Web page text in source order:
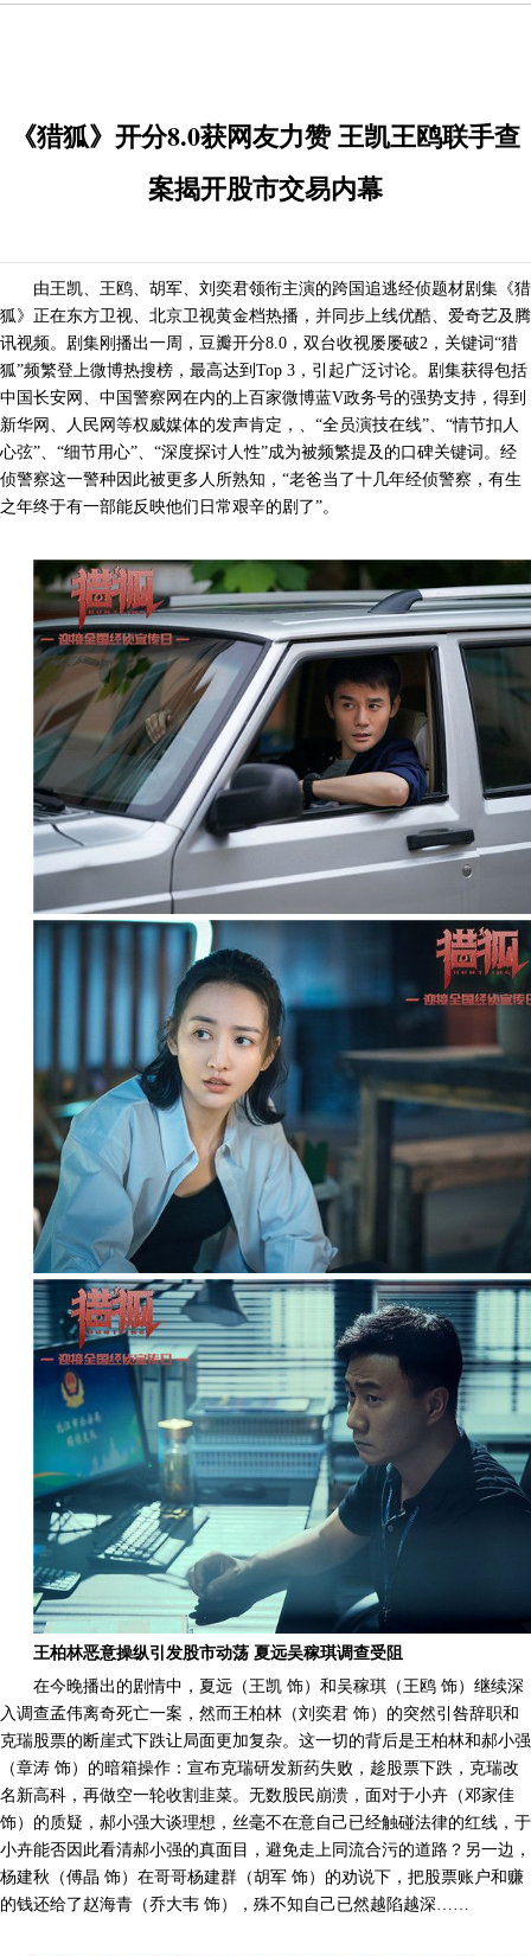
《猎狐》开分8.0获网友力赞 王凯王鸥联手查
案揭开股市交易内幕
由王凯、王鸥、胡军、刘奕君领衔主演的跨国追逃经侦题材剧集《猎
狐》正在东方卫视、北京卫视黄金档热播，并同步上线优酷、爱奇艺及腾
讯视频。剧集刚播出一周，豆瓣开分8.0，双台收视屡屡破2，关键词“猎
狐”频繁登上微博热搜榜，最高达到Top 3，引起广泛讨论。剧集获得包括
中国长安网、中国警察网在内的上百家微博蓝V政务号的强势支持，得到
新华网、人民网等权威媒体的发声肯定，、“全员演技在线”、“情节扣人
心弦”、“细节用心”、“深度探讨人性”成为被频繁提及的口碑关键词。经
侦警察这一警种因此被更多人所熟知，“老爸当了十几年经侦警察，有生
之年终于有一部能反映他们日常艰辛的剧了”。
王柏林恶意操纵引发股市动荡 夏远吴稼琪调查受阻
在今晚播出的剧情中，夏远（王凯 饰）和吴稼琪（王鸥 饰）继续深
入调查孟伟离奇死亡一案，然而王柏林（刘奕君 饰）的突然引咎辞职和
克瑞股票的断崖式下跌让局面更加复杂。这一切的背后是王柏林和郝小强
（章涛 饰）的暗箱操作：宣布克瑞研发新药失败，趁股票下跌，克瑞改
名新高科，再做空一轮收割韭菜。无数股民崩溃，面对于小卉（邓家佳
饰）的质疑，郝小强大谈理想，丝毫不在意自己已经触碰法律的红线，于
小卉能否因此看清郝小强的真面目，避免走上同流合污的道路？另一边，
杨建秋（傅晶 饰）在哥哥杨建群（胡军 饰）的劝说下，把股票账户和赚
的钱还给了赵海青（乔大韦 饰），殊不知自己已然越陷越深……